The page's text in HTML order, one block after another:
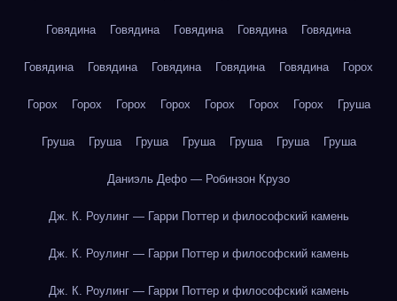
Говядина Говядина Говядина Говядина Говядина
Говядина Говядина Говядина Говядина Говядина Горох
Горох Горох Горох Горох Горох Горох Горох Груша
Груша Груша Груша Груша Груша Груша Груша
Даниэль Дефо — Робинзон Крузо
Дж. К. Роулинг — Гарри Поттер и философский камень
Дж. К. Роулинг — Гарри Поттер и философский камень
Дж. К. Роулинг — Гарри Поттер и философский камень